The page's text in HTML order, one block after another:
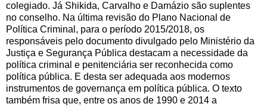
colegiado. Já Shikida, Carvalho e Damázio são suplentes
no conselho. Na última revisão do Plano Nacional de
Política Criminal, para o período 2015/2018, os
responsáveis pelo documento divulgado pelo Ministério da
Justiça e Segurança Pública destacam a necessidade da
política criminal e penitenciária ser reconhecida como
política pública. E desta ser adequada aos modernos
instrumentos de governança em política pública. O texto
também frisa que, entre os anos de 1990 e 2014 a